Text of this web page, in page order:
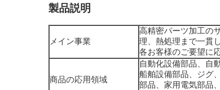
製品説明
メイン事業
高精密パーツ加工の
理、熱処理まで一貫
各お客様のご要望に
商品の応用領域
自動化設備部品、自
船舶設備部品、ジグ
部品、家用電気部品